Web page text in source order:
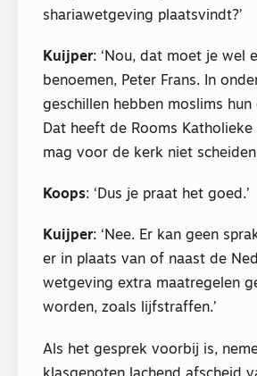
shariawetgeving plaatsvindt?’
Kuijper: ‘Nou, dat moet je wel
benoemen, Peter Frans. In
geschillen hebben moslims hun
Dat heeft de Rooms
mag voor de kerk niet
Koops: ‘Dus je praat het goed.’
Kuijper: ‘Nee. Er kan geen
er in plaats van of naast de
wetgeving extra maatregelen
worden, zoals lijfstraffen.’
Als het gesprek voorbij is,